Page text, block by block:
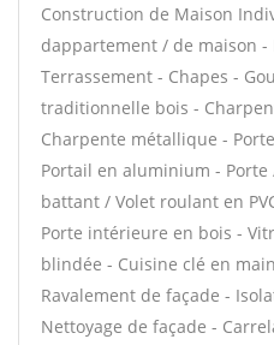
Construction de Maison
dappartement / de maison
Terrassement - Chapes -
traditionnelle bois -
Charpente métallique -
Portail en aluminium - Porte
battant / Volet roulant en
Porte intérieure en bois -
blindée - Cuisine clé en
Ravalement de façade -
Nettoyage de façade -